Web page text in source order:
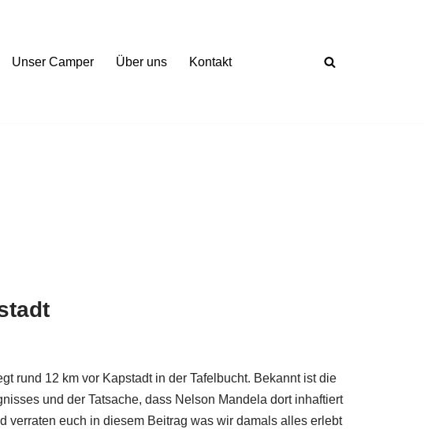
Unser Camper Über uns Kontakt
rund 12 km vor Kapstadt in der Tafelbucht. Bekannt ist die
und der Tatsache, dass Nelson Mandela dort inhaftiert
verraten euch in diesem Beitrag was wir damals alles erlebt